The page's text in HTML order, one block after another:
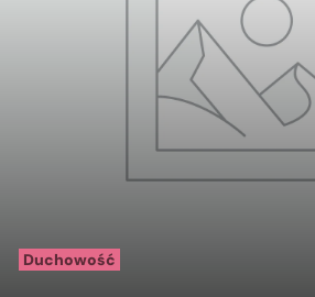
Duchowość